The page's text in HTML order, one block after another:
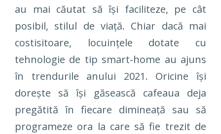
au mai căutat să își faciliteze, pe cât
posibil, stilul de viață. Chiar dacă mai
costisitoare, locuințele dotate cu
tehnologie de tip smart-home au ajuns
în trendurile anului 2021. Oricine își
dorește să își găsească cafeaua deja
pregătită în fiecare dimineață sau să
programeze ora la care să fie trezit de